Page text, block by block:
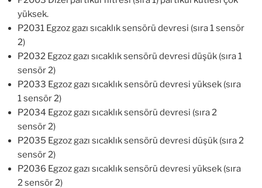
yüksek.
P2031 Egzoz gazı sıcaklık sensörü devresi (sıra 1 sensör
2)
P2032 Egzoz gazı sıcaklık sensörü devresi düşük (sıra 1
sensör 2)
P2033 Egzoz gazı sıcaklık sensörü devresi yüksek (sıra
1 sensör 2)
P2034 Egzoz gazı sıcaklık sensörü devresi (sıra 2
sensör 2)
P2035 Egzoz gazı sıcaklık sensörü devresi düşük (sıra 2
sensör 2)
P2036 Egzoz gazı sıcaklık sensörü devresi yüksek (sıra
2 sensör 2)